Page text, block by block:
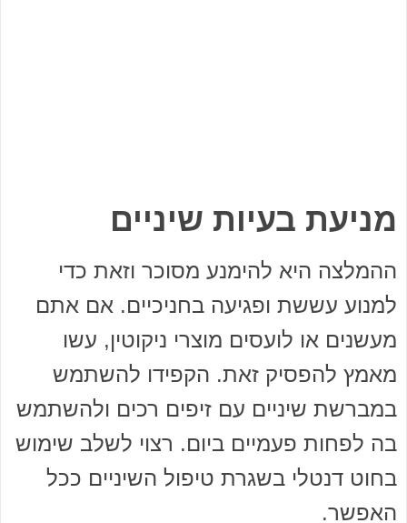
מניעת בעיות שיניים
ההמלצה היא להימנע מסוכר וזאת כדי
למנוע עששת ופגיעה בחניכיים. אם אתם
מעשנים או לועסים מוצרי ניקוטין, עשו
מאמץ להפסיק זאת. הקפידו להשתמש
במברשת שיניים עם זיפים רכים ולהשתמש
בה לפחות פעמיים ביום. רצוי לשלב שימוש
בחוט דנטלי בשגרת טיפול השיניים ככל
האפשר.